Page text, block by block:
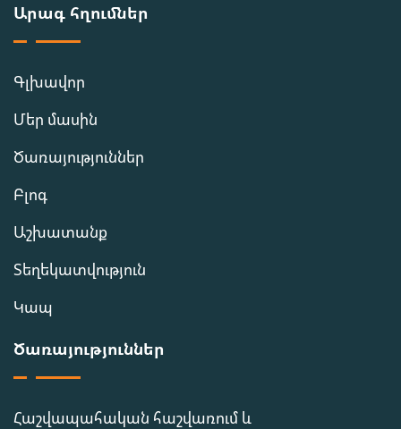
Արագ հղումներ
Գլխավոր
Մեր մասին
Ծառայություններ
Բլոգ
Աշխատանք
Տեղեկատվություն
Կապ
Ծառայություններ
Հաշվապահական հաշվառում և